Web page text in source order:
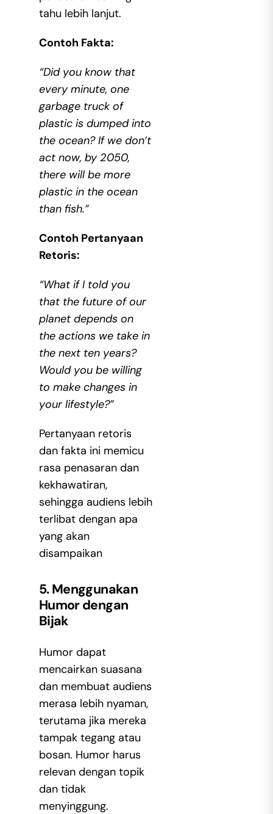
tahu lebih lanjut.
Contoh Fakta:
“Did you know that
every minute, one
garbage truck of
plastic is dumped into
the ocean? If we don’t
act now, by 2050,
there will be more
plastic in the ocean
than fish.”
Contoh Pertanyaan
Retoris:
“What if I told you
that the future of our
planet depends on
the actions we take in
the next ten years?
Would you be willing
to make changes in
your lifestyle?”
Pertanyaan retoris
dan fakta ini memicu
rasa penasaran dan
kekhawatiran,
sehingga audiens lebih
terlibat dengan apa
yang akan
disampaikan
5. Menggunakan
Humor dengan
Bijak
Humor dapat
mencairkan suasana
dan membuat audiens
merasa lebih nyaman,
terutama jika mereka
tampak tegang atau
bosan. Humor harus
relevan dengan topik
dan tidak
menyinggung.